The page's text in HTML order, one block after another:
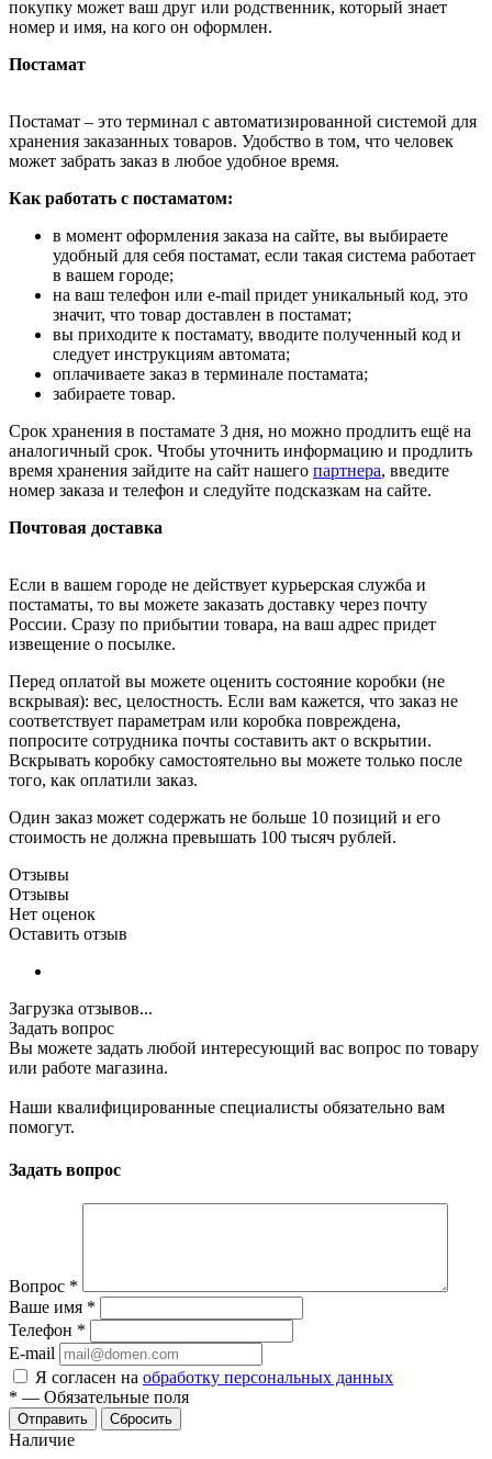
покупку может ваш друг или родственник, который знает
номер и имя, на кого он оформлен.
Постамат
Постамат – это терминал с автоматизированной системой для
хранения заказанных товаров. Удобство в том, что человек
может забрать заказ в любое удобное время.
Как работать с постаматом:
в момент оформления заказа на сайте, вы выбираете
удобный для себя постамат, если такая система работает
в вашем городе;
на ваш телефон или e-mail придет уникальный код, это
значит, что товар доставлен в постамат;
вы приходите к постамату, вводите полученный код и
следует инструкциям автомата;
оплачиваете заказ в терминале постамата;
забираете товар.
Срок хранения в постамате 3 дня, но можно продлить ещё на
аналогичный срок. Чтобы уточнить информацию и продлить
время хранения зайдите на сайт нашего партнера, введите
номер заказа и телефон и следуйте подсказкам на сайте.
Почтовая доставка
Если в вашем городе не действует курьерская служба и
постаматы, то вы можете заказать доставку через почту
России. Сразу по прибытии товара, на ваш адрес придет
извещение о посылке.
Перед оплатой вы можете оценить состояние коробки (не
вскрывая): вес, целостность. Если вам кажется, что заказ не
соответствует параметрам или коробка повреждена,
попросите сотрудника почты составить акт о вскрытии.
Вскрывать коробку самостоятельно вы можете только после
того, как оплатили заказ.
Один заказ может содержать не больше 10 позиций и его
стоимость не должна превышать 100 тысяч рублей.
Отзывы
Отзывы
Нет оценок
Оставить отзыв
Загрузка отзывов...
Задать вопрос
Вы можете задать любой интересующий вас вопрос по товару
или работе магазина.
Наши квалифицированные специалисты обязательно вам
помогут.
Задать вопрос
Вопрос *
Ваше имя *
Телефон *
E-mail
Я согласен на обработку персональных данных
* — Обязательные поля
Отправить Сбросить
Наличие